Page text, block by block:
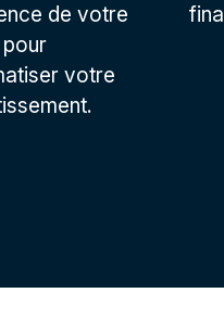
de votre
votre